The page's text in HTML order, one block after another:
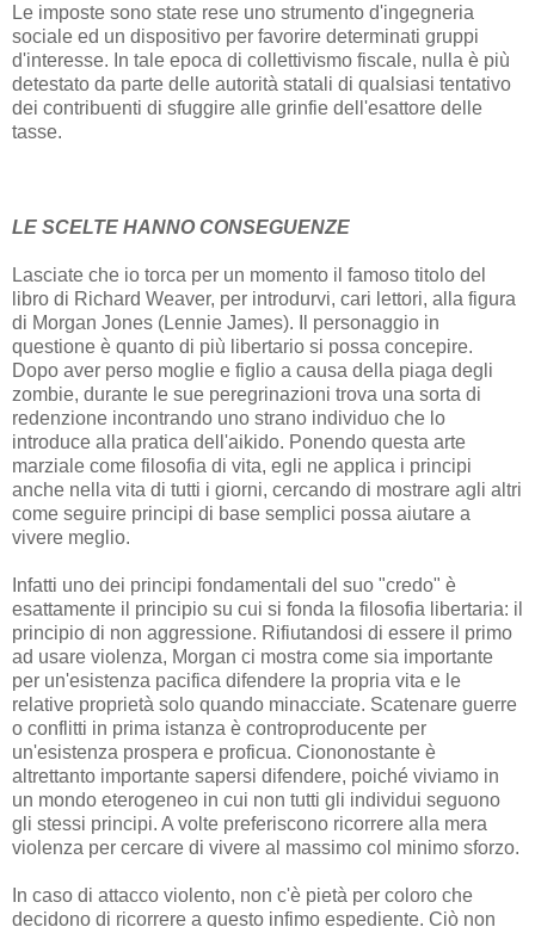
Le imposte sono state rese uno strumento d'ingegneria
sociale ed un dispositivo per favorire determinati gruppi
d'interesse. In tale epoca di collettivismo fiscale, nulla è più
detestato da parte delle autorità statali di qualsiasi tentativo
dei contribuenti di sfuggire alle grinfie dell'esattore delle
tasse.
LE SCELTE HANNO CONSEGUENZE
Lasciate che io torca per un momento il famoso titolo del
libro di Richard Weaver, per introdurvi, cari lettori, alla figura
di Morgan Jones (Lennie James). Il personaggio in
questione è quanto di più libertario si possa concepire.
Dopo aver perso moglie e figlio a causa della piaga degli
zombie, durante le sue peregrinazioni trova una sorta di
redenzione incontrando uno strano individuo che lo
introduce alla pratica dell'aikido. Ponendo questa arte
marziale come filosofia di vita, egli ne applica i principi
anche nella vita di tutti i giorni, cercando di mostrare agli altri
come seguire principi di base semplici possa aiutare a
vivere meglio.
Infatti uno dei principi fondamentali del suo "credo" è
esattamente il principio su cui si fonda la filosofia libertaria: il
principio di non aggressione. Rifiutandosi di essere il primo
ad usare violenza, Morgan ci mostra come sia importante
per un'esistenza pacifica difendere la propria vita e le
relative proprietà solo quando minacciate. Scatenare guerre
o conflitti in prima istanza è controproducente per
un'esistenza prospera e proficua. Ciononostante è
altrettanto importante sapersi difendere, poiché viviamo in
un mondo eterogeneo in cui non tutti gli individui seguono
gli stessi principi. A volte preferiscono ricorrere alla mera
violenza per cercare di vivere al massimo col minimo sforzo.
In caso di attacco violento, non c'è pietà per coloro che
decidono di ricorrere a questo infimo espediente. Ciò non